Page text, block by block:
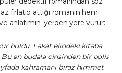
fırlatıp attığı romanın hem
anlatımını yerden yere vurur:
buldu. Fakat elindeki kitaba
Bu en budala cinsinden bir polis
kahramanı biraz himmet